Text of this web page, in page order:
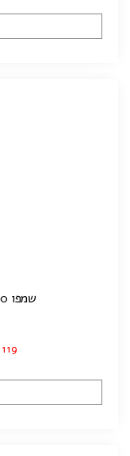
שמפו 700 קרטין וקייל | 1000 מ"ל
119